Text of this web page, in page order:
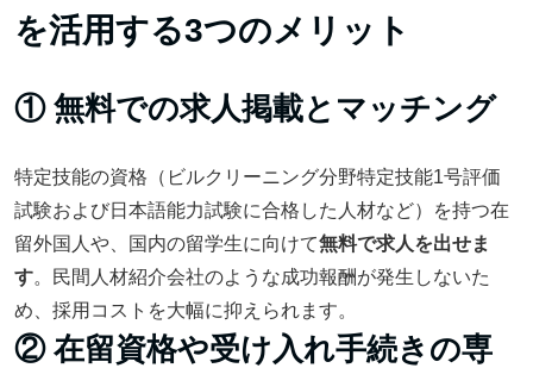
を活用する3つのメリット
① 無料での求人掲載とマッチング
特定技能の資格（ビルクリーニング分野特定技能1号評価
試験および日本語能力試験に合格した人材など）を持つ在
留外国人や、国内の留学生に向けて無料で求人を出せま
す。民間人材紹介会社のような成功報酬が発生しないた
め、採用コストを大幅に抑えられます。
② 在留資格や受け入れ手続きの専